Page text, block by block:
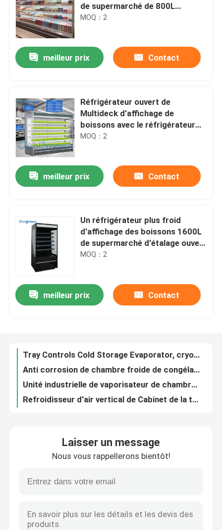
Maison
Produits
Vidéos
Visite d'usine
Contrôle de qualité
Demandez une citation
Réfrigérateur ouvert d'affichage
de supermarché de 800L
Multideck
MOQ：2
meilleur prix Contact
Réfrigérateur ouvert de
Multideck d'affichage de
boissons avec le réfrigérateur
d'étalage de rideau en nuit
MOQ：2
meilleur prix Contact
Un réfrigérateur plus froid
d'affichage des boissons 1600L
de supermarché d'étalage ouvert
droit
MOQ：2
meilleur prix Contact
Tray Controls Cold Storage Evaporator, cryonisant à l'air le vaporisateur de pièce de chambre
Refroidisseur d'affichage de fruit de 4 couches, réfrigérateur végétal stratifié d'affichage de rideau en vent
Cabinet vertical de réfrigérateur de refroidisseur d'air de supermarché ouvert de niveau multi de refroidisseur d'affichage
Cabinet ouvert de refroidisseur d'affichage de dégivrage automatique avec le refroidisseur de rideau aérien de vent de nuit
Supermarché Front Display Chiller ouvert, Cabinet ouvert de réfrigérateur de Multideck de fruit de rideau aérien
Laisser un message
Nous vous rappellerons bientôt!